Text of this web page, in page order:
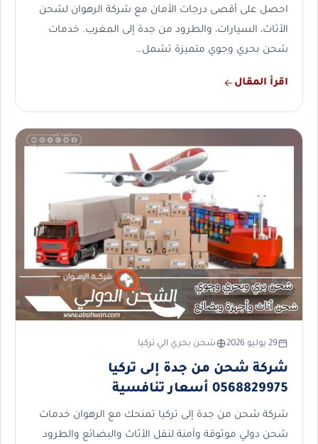
احصل على أقصى درجات الأمان مع شركة الرهوان لشحن
الأثاث، السيارات، والطرود من جدة إلى المغرب. خدمات
شحن بحري وجوي متميزة تشمل…
اقرأ المقال
29 يوليو 2026 شحن بحري الي تركيا
شركة شحن من جدة إلى تركيا
0568829975 أسعار تنافسية
شركة شحن من جدة إلى تركيا تمنحك مع الرهوان خدمات
شحن دولي موثوقة وآمنة لنقل الأثاث والبضائع والطرود